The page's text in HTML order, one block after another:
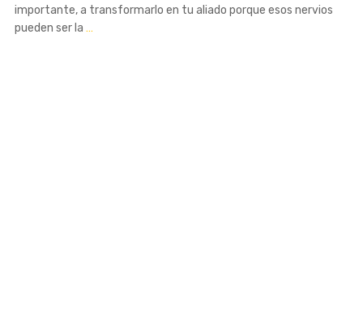
importante, a transformarlo en tu aliado porque esos nervios
pueden ser la …